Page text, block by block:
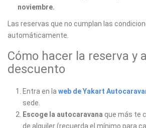
noviembre.
Las reservas que no cumplan las
automáticamente.
Cómo hacer la reserva y
descuento
Entra en la web de Yakart
sede.
Escoge la autocaravana que más te
de alquiler (recuerda el mínimo para